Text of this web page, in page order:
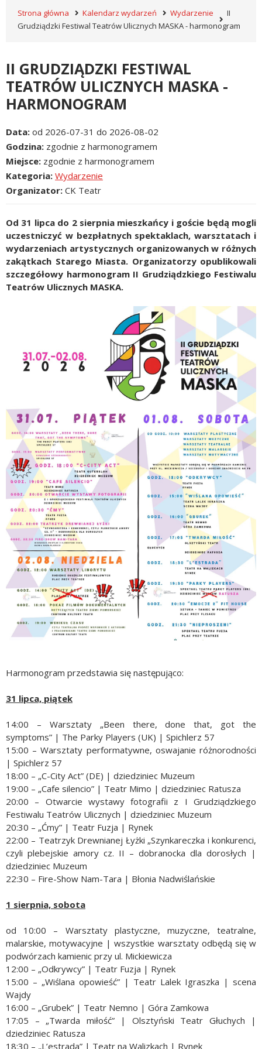
Strona główna Kalendarz wydarzeń Wydarzenie
II
Grudziądzki Festiwal Teatrów Ulicznych MASKA - harmonogram
II GRUDZIĄDZKI FESTIWAL
TEATRÓW ULICZNYCH MASKA -
HARMONOGRAM
Data od 2026-07-31 do 2026-08-02
Godzina zgodnie z harmonogramem
Miejsce zgodnie z harmonogramem
Kategoria Wydarzenie
Organizator CK Teatr
Od 31 lipca do 2 sierpnia mieszkańcy i goście będą mogli
uczestniczyć w bezpłatnych spektaklach, warsztatach i
wydarzeniach artystycznych organizowanych w różnych
zakątkach Starego Miasta. Organizatorzy opublikowali
szczegółowy harmonogram II Grudziądzkiego Festiwalu
Teatrów Ulicznych MASKA.
Harmonogram przedstawia się następująco:
31 lipca, piątek
14:00 – Warsztaty „Been there, done that, got the
symptoms” | The Parky Players (UK) | Spichlerz 57
15:00 – Warsztaty performatywne, oswajanie różnorodności
| Spichlerz 57
18:00 – „C-City Act” (DE) | dziedziniec Muzeum
19:00 – „Cafe silencio” | Teatr Mimo | dziedziniec Ratusza
20:00 – Otwarcie wystawy fotografii z I Grudziądzkiego
Festiwalu Teatrów Ulicznych | dziedziniec Muzeum
20:30 – „Ćmy” | Teatr Fuzja | Rynek
22:00 – Teatrzyk Drewnianej Łyżki „Szynkareczka i konkurenci,
czyli plebejskie amory cz. II – dobranocka dla dorosłych |
dziedziniec Muzeum
22:30 – Fire-Show Nam-Tara | Błonia Nadwiślańskie
1 sierpnia, sobota
od 10:00 – Warsztaty plastyczne, muzyczne, teatralne,
malarskie, motywacyjne | wszystkie warsztaty odbędą się w
podwórzach kamienic przy ul. Mickiewicza
12:00 – „Odkrywcy” | Teatr Fuzja | Rynek
15:00 – „Wiślana opowieść” | Teatr Lalek Igraszka | scena
Wajdy
16:00 – „Grubek” | Teatr Nemno | Góra Zamkowa
17:05 – „Twarda miłość” | Olsztyński Teatr Głuchych |
dziedziniec Ratusza
18:30 – „L’estrada” | Teatr na Walizkach | Rynek